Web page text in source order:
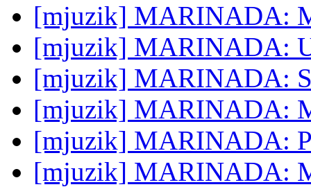
[mjuzik] MARINADA:
[mjuzik] MARINADA:
[mjuzik] MARINADA:
[mjuzik] MARINADA:
[mjuzik] MARINADA:
[mjuzik] MARINADA: